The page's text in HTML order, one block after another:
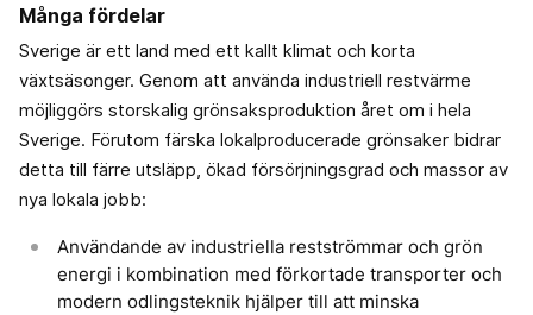
Många fördelar
Sverige är ett land med ett kallt klimat och korta
växtsäsonger. Genom att använda industriell restvärme
möjliggörs storskalig grönsaksproduktion året om i hela
Sverige. Förutom färska lokalproducerade grönsaker bidrar
detta till färre utsläpp, ökad försörjningsgrad och massor av
nya lokala jobb:
Användande av industriella restströmmar och grön
energi i kombination med förkortade transporter och
modern odlingsteknik hjälper till att minska